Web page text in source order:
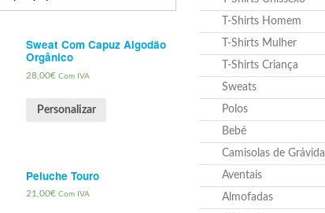
Sweat Com Capuz Algodão
Orgânico
28,00€ Com IVA
Personalizar
Peluche Touro
21,00€ Com IVA
T-Shirts Homem
T-Shirts Mulher
T-Shirts Criança
Sweats
Polos
Bebé
Camisolas de Grávida
Aventais
Almofadas